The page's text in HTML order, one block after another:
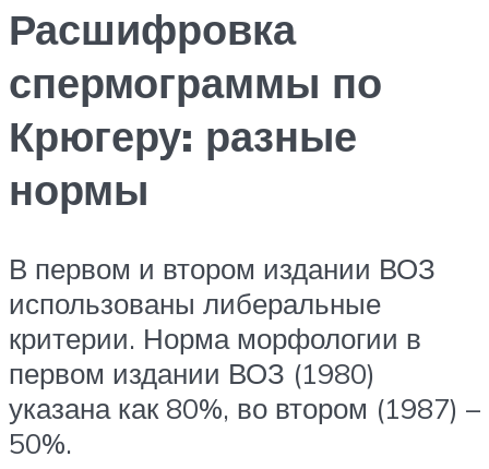
Расшифровка
спермограммы по
Крюгеру: разные
нормы
В первом и втором издании ВОЗ
использованы либеральные
критерии. Норма морфологии в
первом издании ВОЗ (1980)
указана как 80%, во втором (1987) –
50%.